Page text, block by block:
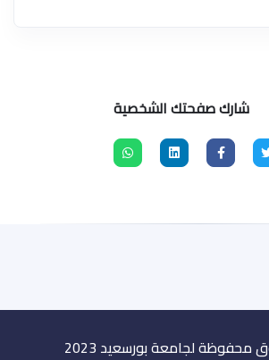
شارك صفحتك الشخصية
محفوظةلجامعة بورسعيد 2023